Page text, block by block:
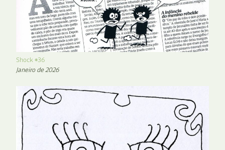
Shock #36
Janeiro de 2026